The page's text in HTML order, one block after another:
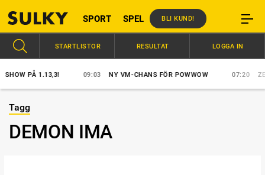
SPORT SPEL BLI KUND!
PÅ 1.13,3! 09:03 NY VM-CHANS FÖR POWWOW 07:20
STARTLISTOR RESULTAT LOGGA IN
Tagg
DEMON IMA